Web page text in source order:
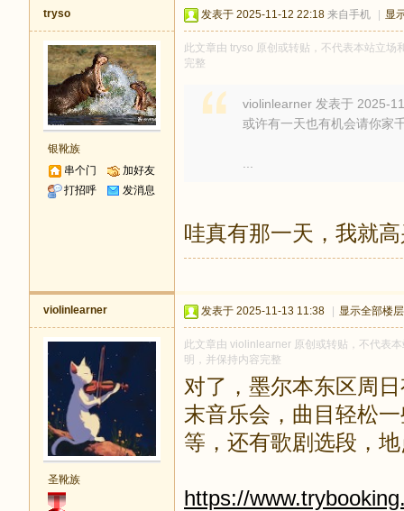
tryso
银靴族
串个门
加好友
打招呼
发消息
发表于 2025-11-12 22:18 来自手机 显
此文章由 tryso 原创或转贴，不代表本站立
完整
violinlearner 发表于 2025-
或许有一天也有机会请你家
哇真有那一天，我就
violinlearner
圣靴族
发表于 2025-11-13 11:38 显示全部楼层
此文章由 violinlearner 原创或转贴，不代表
明，并保持内容完整
对了，墨尔本东区周
末音乐会，曲目轻松
等，还有歌剧选段，
https://